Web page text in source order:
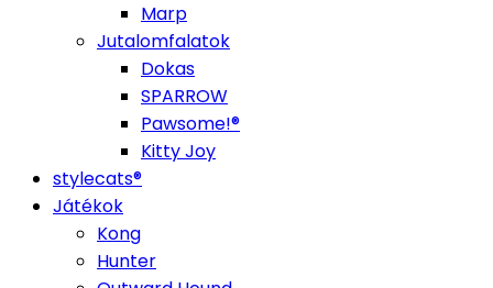
Marp
Jutalomfalatok
Dokas
SPARROW
Pawsome!®
Kitty Joy
stylecats®
Játékok
Kong
Hunter